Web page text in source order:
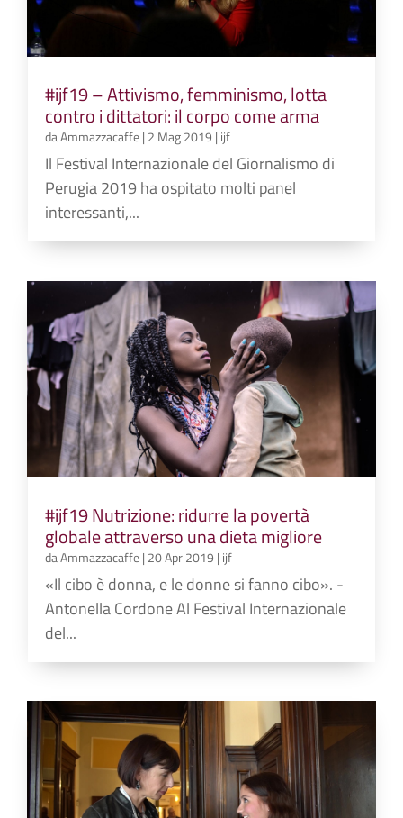
#ijf19 – Attivismo, femminismo, lotta
contro i dittatori: il corpo come arma
daAmmazzacaffe| 2 Mag 2019 | ijf
Il Festival Internazionale del Giornalismo di
Perugia 2019 ha ospitato molti panel
interessanti,...
#ijf19 Nutrizione: ridurre la povertà
globale attraverso una dieta migliore
daAmmazzacaffe| 20 Apr 2019 | ijf
«Il cibo è donna, e le donne si fanno cibo». -
Antonella Cordone Al Festival Internazionale
del...